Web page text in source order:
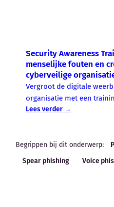
Security Awareness
menselijke fouten en
cyberveilige
Vergroot de digitale
organisatie met een
leert cyberrisico’s te
Lees verder →
Begrippen bij dit onderwerp:
Spear phishing
Voice